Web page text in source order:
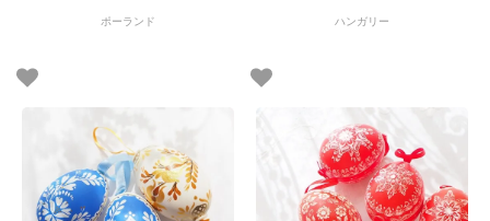
ポーランド ハンガリー